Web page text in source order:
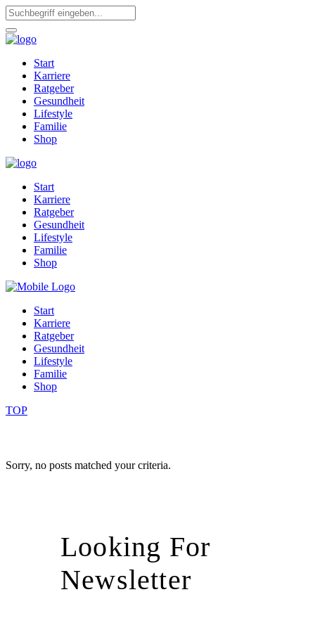
Start
Karriere
Ratgeber
Gesundheit
Lifestyle
Familie
Shop
Start
Karriere
Ratgeber
Gesundheit
Lifestyle
Familie
Shop
Start
Karriere
Ratgeber
Gesundheit
Lifestyle
Familie
Shop
TOP
Sorry, no posts matched your criteria.
Looking For
Newsletter